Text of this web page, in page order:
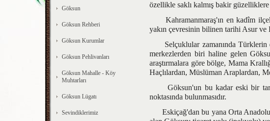
Göksun
Göksun Rehberi
Göksun Kurumlar
Göksun Pehlivanları
Göksun Mahalle - Köy
Muhtarları
Göksun Lügatı
Sevindiklerimiz
özellikle saklı kalmış bakir
Kahramanmaraş'ın en kadîm
yakın çevresinin bilinen tarihi Asur ve
Selçuklular zamanında Türklerin
merkezlerden biri haline gelen
araştırmalara göre bölge, Mama
Haçlılardan, Müslüman Araplardan,
Göksun'un bu kadar eski bir
noktasında bulunmasıdır.
Eskiçağ'dan bu yana Orta